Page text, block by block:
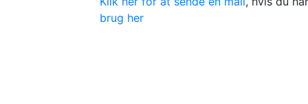
brug her